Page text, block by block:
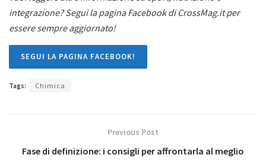
integrazione? Segui la pagina Facebook di CrossMag.it per
essere sempre aggiornato!
SEGUI LA PAGINA FACEBOOK!
Tags: Chimica
Previous Post
Fase di definizione: i consigli per affrontarla al meglio